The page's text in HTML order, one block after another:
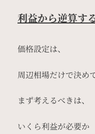
利益から逆算す
価格設定は、
周辺相場だけで決め
まず考えるべきは、
いくら利益が必要か